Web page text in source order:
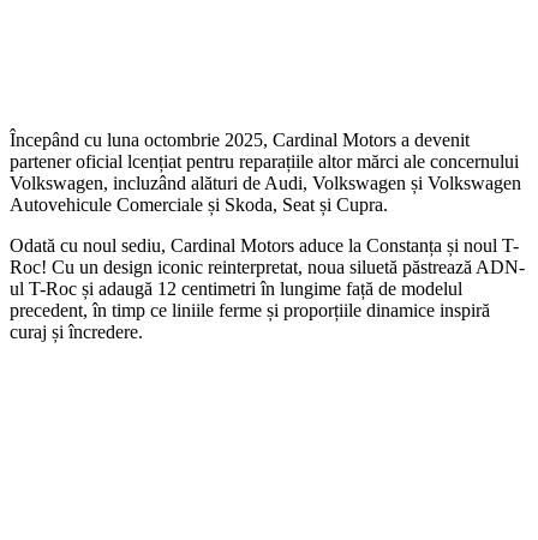
Începând cu luna octombrie 2025, Cardinal Motors a devenit
partener oficial lcențiat pentru reparațiile altor mărci ale concernului
Volkswagen, incluzând alături de Audi, Volkswagen și Volkswagen
Autovehicule Comerciale și Skoda, Seat și Cupra.
Odată cu noul sediu, Cardinal Motors aduce la Constanța și noul T-
Roc! Cu un design iconic reinterpretat, noua siluetă păstrează ADN-
ul T-Roc și adaugă 12 centimetri în lungime față de modelul
precedent, în timp ce liniile ferme și proporțiile dinamice inspiră
curaj și încredere.